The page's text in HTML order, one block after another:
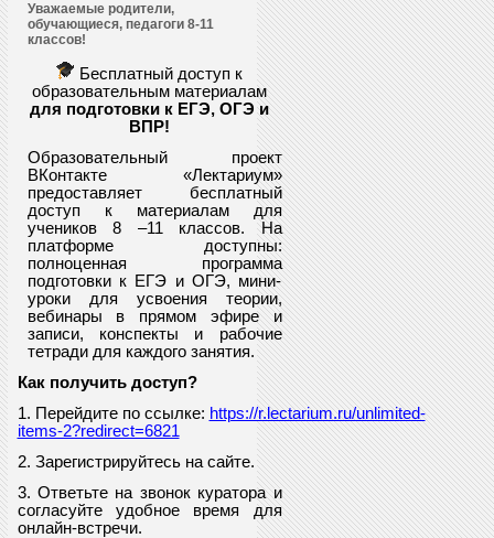
Уважаемые родители,
обучающиеся, педагоги 8-11
классов!
Бесплатный доступ к
образовательным материалам
для подготовки к ЕГЭ, ОГЭ и
ВПР!
Образовательный проект
ВКонтакте «Лектариум»
предоставляетбесплатный
доступ к материалам для
учеников 8 –11 классов. На
платформе доступны:
полноценная программа
подготовки к ЕГЭ и ОГЭ, мини-
уроки для усвоения теории,
вебинары в прямом эфире и
записи, конспекты и рабочие
тетради для каждого занятия.
Как получить доступ?
1. Перейдите по ссылке: https://r.lectarium.ru/unlimited-
items-2?redirect=6821
2. Зарегистрируйтесь на сайте.
3. Ответьте на звонок куратора и
согласуйте удобное время для
онлайн-встречи.